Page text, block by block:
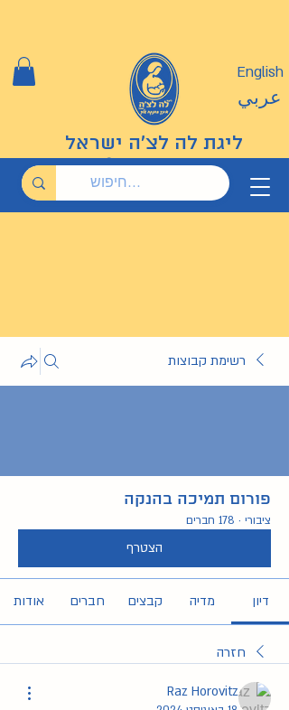
ליגת לה לצ'ה ישראל
English
عربي
רשימת קבוצות
פורום תמיכה בהנקה
ציבורי · 178 חברים
הצטרף
דיון מדיה קבצים חברים אודות
חזרה
Raz Horovitz